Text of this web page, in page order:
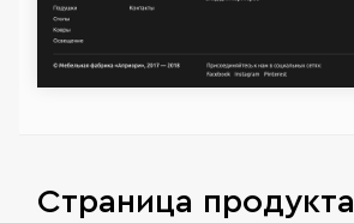
Страница продукта